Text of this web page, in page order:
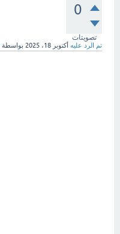
0
تصويتات
تم الرد عليه أكتوبر 18، 2025 بواسطة